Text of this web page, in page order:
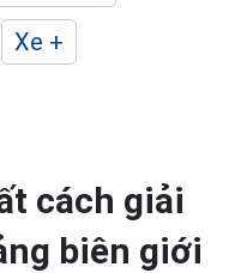
Xe +
cách giải
biên giới